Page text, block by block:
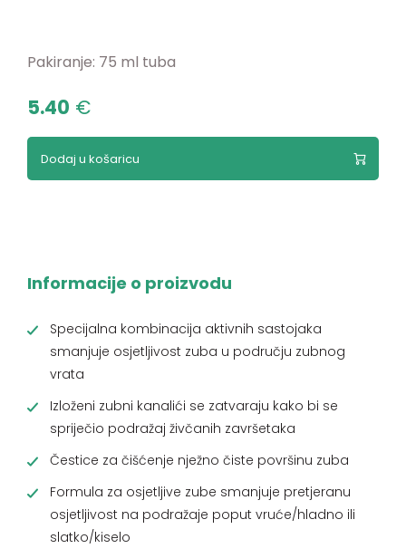
Pakiranje: 75 ml tuba
5.40 €
Dodaj u košaricu
Informacije o proizvodu
Specijalna kombinacija aktivnih sastojaka
smanjuje osjetljivost zuba u području zubnog
vrata
Izloženi zubni kanalići se zatvaraju kako bi se
spriječio podražaj živčanih završetaka
Čestice za čišćenje nježno čiste površinu zuba
Formula za osjetljive zube smanjuje pretjeranu
osjetljivost na podražaje poput vruće/hladno ili
slatko/kiselo